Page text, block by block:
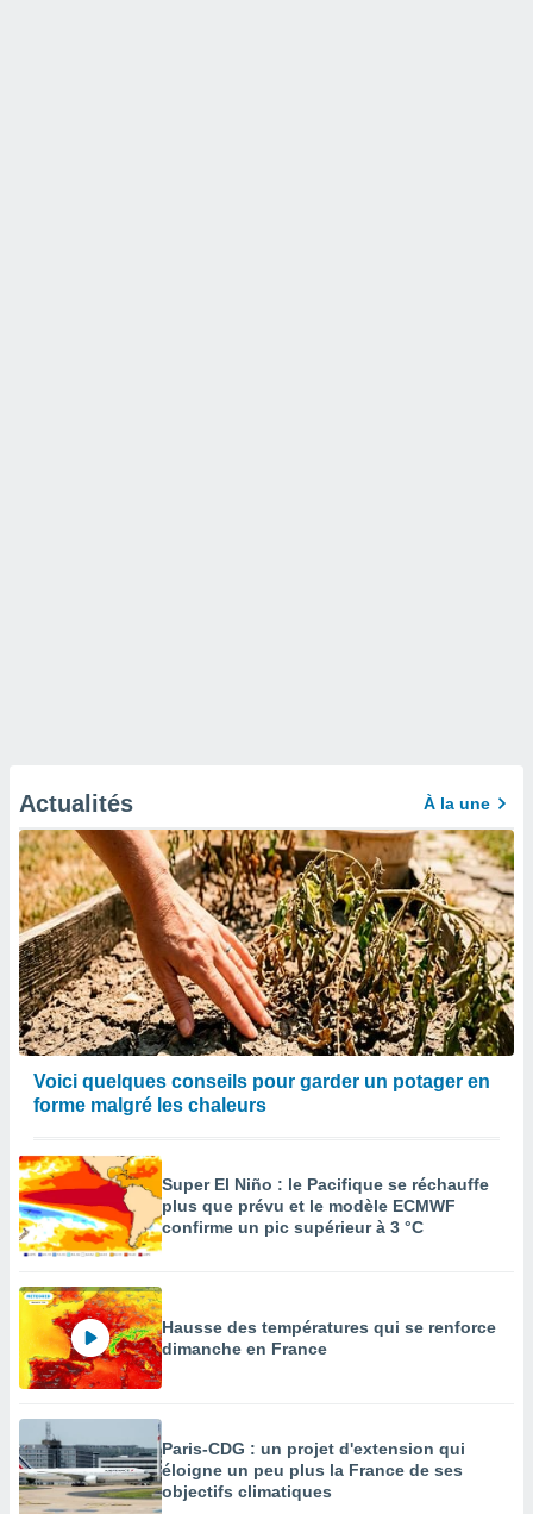
Actualités À la une
Voici quelques conseils pour garder un potager en
forme malgré les chaleurs
Super El Niño : le Pacifique se réchauffe
plus que prévu et le modèle ECMWF
confirme un pic supérieur à 3 °C
Hausse des températures qui se renforce
dimanche en France
Paris-CDG : un projet d'extension qui
éloigne un peu plus la France de ses
objectifs climatiques